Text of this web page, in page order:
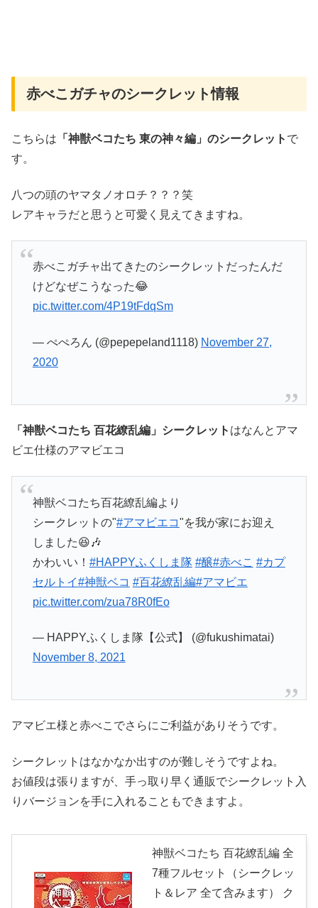
赤べこガチャのシークレット情報
こちらは 「神獣ベコたち 東の神々編」のシークレット で
す。
八つの頭のヤマタノオロチ？？？笑
レアキャラだと思うと可愛く見えてきますね。
赤べこガチャ出てきたのシークレットだったんだ
けどなぜこうなった😂
pic.twitter.com/4P19tFdqSm
— ぺぺろん (@pepepeland1118) November 27,
2020
「神獣ベコたち 百花繚乱編」シークレット はなんとアマ
ビエ仕様のアマビエコ
神獣ベコたち百花繚乱編より
シークレットの"#アマビエコ"を我が家にお迎え
しました😆🎶
かわいい！ #HAPPYふくしま隊 #醸#赤べこ #カプ
セルトイ#神獣ベコ #百花繚乱編#アマビエ
pic.twitter.com/zua78R0fEo
— HAPPYふくしま隊【公式】 (@fukushimatai)
November 8, 2021
アマビエ様と赤べこでさらにご利益がありそうです。
シークレットはなかなか出すのが難しそうですよね。
お値段は張りますが、手っ取り早く通販でシークレット入
りバージョンを手に入れることもできますよ。
神獣ベコたち 百花繚乱編 全
7種フルセット（シークレッ
ト＆レア 全て含みます） ク